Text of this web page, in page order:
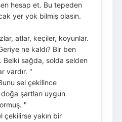
hesap et. Bu tepeden
yer yok bilmiş olasın.
atlar, keçiler, koyunlar.
ne kaldı? Bir ben
Belki sağda, solda selden
vardır. "
sel çekilince
şartları uygun
"
çekilirse yakın bir